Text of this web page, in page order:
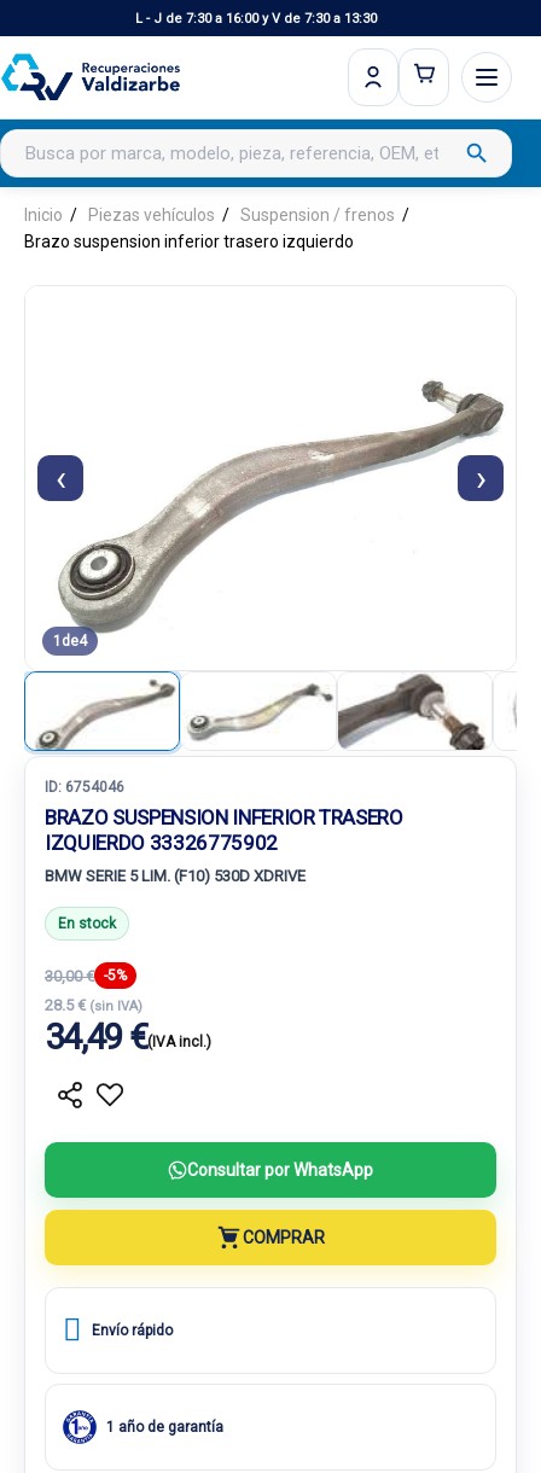
L - J de 7:30 a 16:00 y V de 7:30 a 13:30
Buscar productos search
Inicio Piezas vehículos
Suspension / frenos
Brazo suspension inferior trasero izquierdo
‹ ›
1 de4
ID: 6754046
BRAZO SUSPENSION INFERIOR TRASERO
IZQUIERDO 33326775902
BMW SERIE 5 LIM. (F10) 530D XDRIVE
En stock
30,00 € -5%
28.5 € (sin IVA)
34,49 €(IVA incl.)
Consultar por WhatsApp
COMPRAR
Envío rápido
1 año de garantía